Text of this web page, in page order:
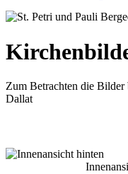
Zum Betrachten die
Dallat